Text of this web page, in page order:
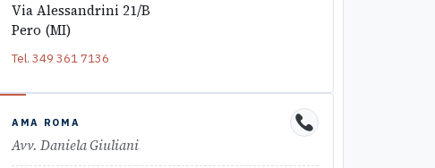
Via Alessandrini 21/B
Pero (MI)
Tel. 349 361 7136
AMA ROMA
Avv. Daniela Giuliani